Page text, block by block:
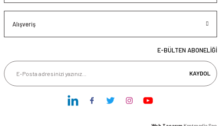
Alışveriş
E-BÜLTEN ABONELİĞİ
KAYDOL